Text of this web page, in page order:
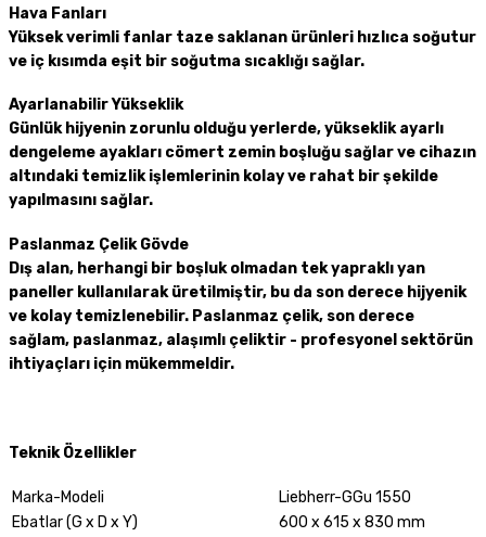
Hava Fanları
Yüksek verimli fanlar taze saklanan ürünleri hızlıca soğutur
ve iç kısımda eşit bir soğutma sıcaklığı sağlar.
Ayarlanabilir Yükseklik
Günlük hijyenin zorunlu olduğu yerlerde, yükseklik ayarlı
dengeleme ayakları cömert zemin boşluğu sağlar ve cihazın
altındaki temizlik işlemlerinin kolay ve rahat bir şekilde
yapılmasını sağlar.
Paslanmaz Çelik Gövde
Dış alan, herhangi bir boşluk olmadan tek yapraklı yan
paneller kullanılarak üretilmiştir, bu da son derece hijyenik
ve kolay temizlenebilir. Paslanmaz çelik, son derece
sağlam, paslanmaz, alaşımlı çeliktir - profesyonel sektörün
ihtiyaçları için mükemmeldir.
Teknik Özellikler
Marka-Modeli
Liebherr-GGu 1550
Ebatlar (G x D x Y)
600 x 615 x 830 mm